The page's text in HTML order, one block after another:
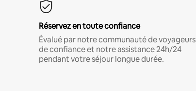
Réservez en toute confiance
Évalué par notre communauté de voyageurs
de confiance et notre assistance 24h/24
pendant votre séjour longue durée.